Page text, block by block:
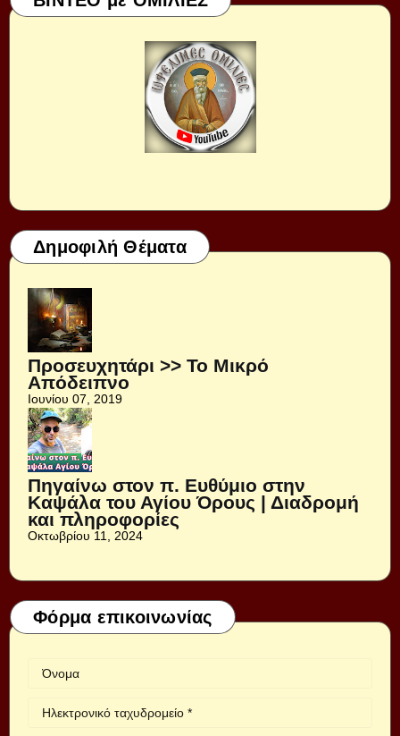
Δημοφιλή Θέματα
Προσευχητάρι >> Το Μικρό
Απόδειπνο
Ιουνίου 07, 2019
Πηγαίνω στον π. Ευθύμιο στην
Καψάλα του Αγίου Όρους | Διαδρομή
και πληροφορίες
Οκτωβρίου 11, 2024
Φόρμα επικοινωνίας